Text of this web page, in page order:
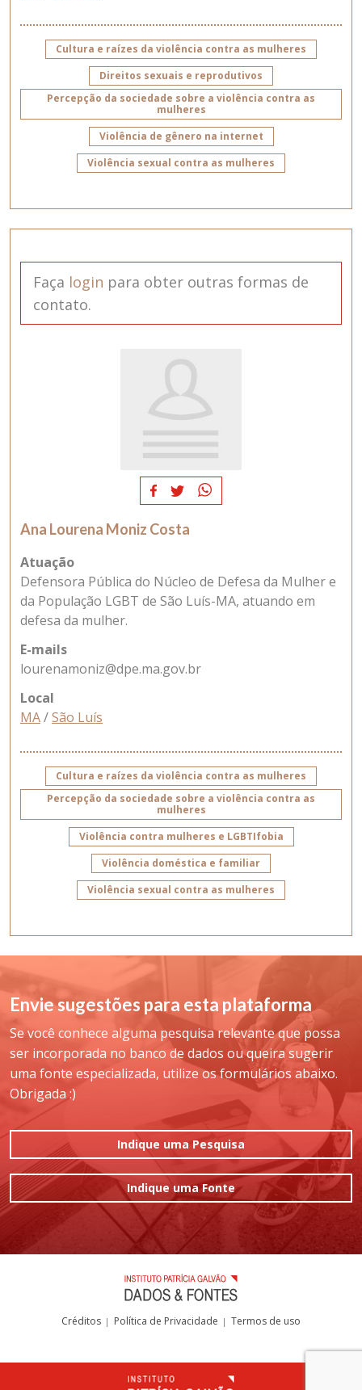
Cultura e raízes da violência contra as mulheres
Direitos sexuais e reprodutivos
Percepção da sociedade sobre a violência contra as
mulheres
Violência de gênero na internet
Violência sexual contra as mulheres
Faça login para obter outras formas de
contato.
Ana Lourena Moniz Costa
Atuação
Defensora Pública do Núcleo de Defesa da Mulher e
da População LGBT de São Luís-MA, atuando em
defesa da mulher.
E-mails
lourenamoniz@dpe.ma.gov.br
Local
MA/São Luís
Cultura e raízes da violência contra as mulheres
Percepção da sociedade sobre a violência contra as
mulheres
Violência contra mulheres e LGBTIfobia
Violência doméstica e familiar
Violência sexual contra as mulheres
Envie sugestões para esta plataforma
Se você conhece alguma pesquisa relevante que possa
ser incorporada no banco de dados ou queira sugerir
uma fonte especializada, utilize os formulários abaixo.
Obrigada :)
Indique uma Pesquisa
Indique uma Fonte
Créditos Política de Privacidade Termos de uso